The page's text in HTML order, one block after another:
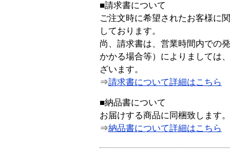
■請求書について
ご注文時に希望されたお客様に
しております。
尚、請求書は、営業時間内での
かかる場合等）によりましては
ざいます。
⇒請求書について詳細はこちら
■納品書について
お届けする商品に同梱致します。
⇒納品書について詳細はこちら